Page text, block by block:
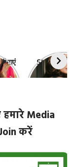
top-
Shefali
‘कांटा लगा
Media
करें